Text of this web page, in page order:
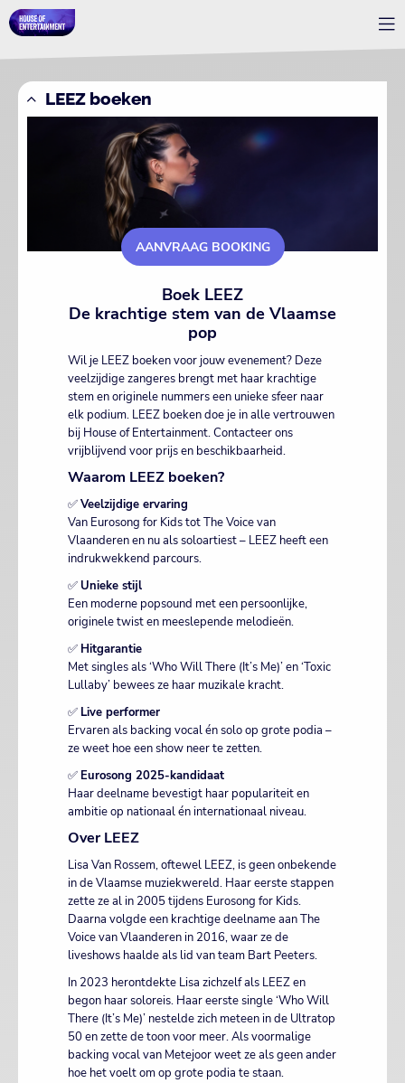
LEEZ boeken
AANVRAAG BOOKING
Boek LEEZ
De krachtige stem van de Vlaamse
pop
Wil je LEEZ boeken voor jouw evenement? Deze
veelzijdige zangeres brengt met haar krachtige
stem en originele nummers een unieke sfeer naar
elk podium. LEEZ boeken doe je in alle vertrouwen
bij House of Entertainment. Contacteer ons
vrijblijvend voor prijs en beschikbaarheid.
Waarom LEEZ boeken?
✅Veelzijdige ervaring
Van Eurosong for Kids tot The Voice van
Vlaanderen en nu als soloartiest – LEEZ heeft een
indrukwekkend parcours.
✅ Unieke stijl
Een moderne popsound met een persoonlijke,
originele twist en meeslepende melodieën.
✅ Hitgarantie
Met singles als ‘Who Will There (It’s Me)’ en ‘Toxic
Lullaby’ bewees ze haar muzikale kracht.
✅ Live performer
Ervaren als backing vocal én solo op grote podia –
ze weet hoe een show neer te zetten.
✅ Eurosong 2025-kandidaat
Haar deelname bevestigt haar populariteit en
ambitie op nationaal én internationaal niveau.
Over LEEZ
Lisa Van Rossem, oftewel LEEZ, is geen onbekende
in de Vlaamse muziekwereld. Haar eerste stappen
zette ze al in 2005 tijdens Eurosong for Kids.
Daarna volgde een krachtige deelname aan The
Voice van Vlaanderen in 2016, waar ze de
liveshows haalde als lid van team Bart Peeters.
In 2023 herontdekte Lisa zichzelf als LEEZ en
begon haar soloreis. Haar eerste single ‘Who Will
There (It’s Me)’ nestelde zich meteen in de Ultratop
50 en zette de toon voor meer. Als voormalige
backing vocal van Metejoor weet ze als geen ander
hoe het voelt om op grote podia te staan.